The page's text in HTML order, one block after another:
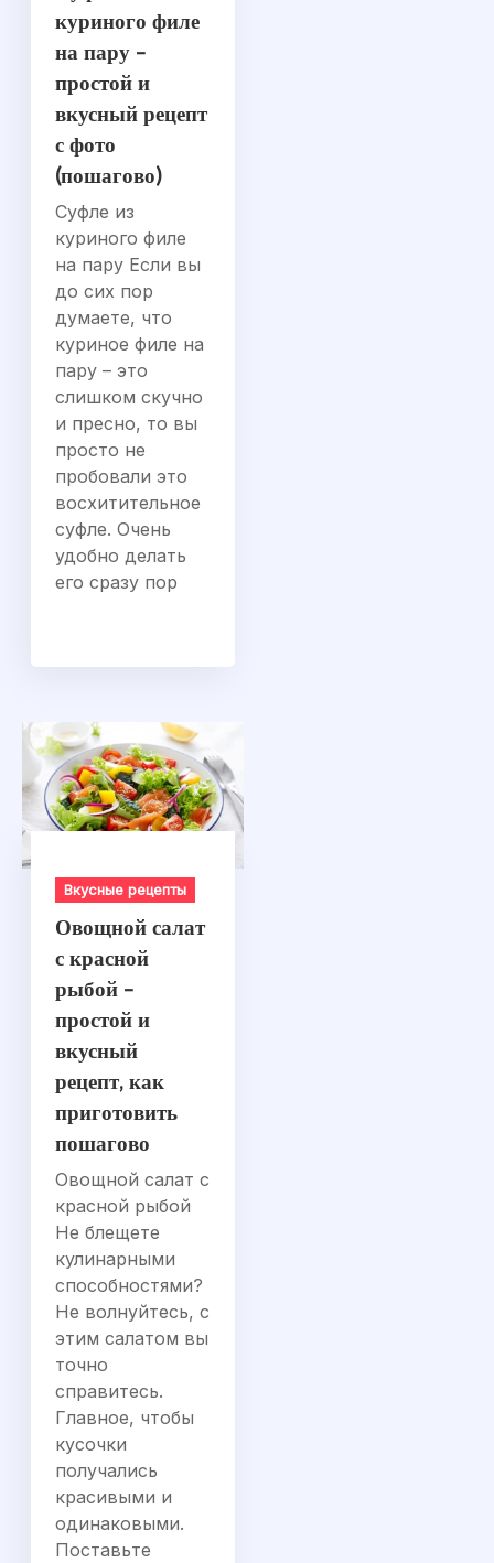
куриного филе
на пару –
простой и
вкусный рецепт
с фото
(пошагово)
Суфле из
куриного филе
на пару Если вы
до сих пор
думаете, что
куриное филе на
пару – это
слишком скучно
и пресно, то вы
просто не
пробовали это
восхитительное
суфле. Очень
удобно делать
его сразу пор
Вкусные рецепты
Овощной салат
с красной
рыбой –
простой и
вкусный
рецепт, как
приготовить
пошагово
Овощной салат с
красной рыбой
Не блещете
кулинарными
способностями?
Не волнуйтесь, с
этим салатом вы
точно
справитесь.
Главное, чтобы
кусочки
получались
красивыми и
одинаковыми.
Поставьте